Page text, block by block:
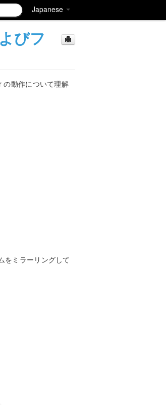
Japanese
びフ
の動作について理解
をミラーリングして